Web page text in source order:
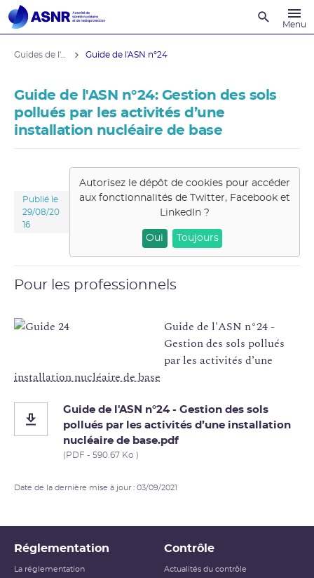
Menu
Guides de l'ASNR Guide de l'ASN n°24
Guide de l'ASN n°24: Gestion des sols
pollués par les activités d’une
installation nucléaire de base
Publié le
29/08/20
16
Autorisez le dépôt de cookies pour accéder
aux fonctionnalités de Twitter, Facebook et
LinkedIn?
Oui Toujours
Pour les professionnels
Guide de l'ASN n°24 -
Gestion des sols pollués
par les activités d’une
installation nucléaire de base
Guide de l'ASN n°24 - Gestion des sols
pollués par les activités d’une installation
nucléaire de base.pdf
(PDF - 590.67 Ko )
Date de la dernière mise à jour : 03/09/2021
Réglementation
La réglementation
Contrôle
Actualités du contrôle